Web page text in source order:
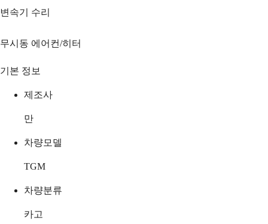
변속기 수리
무시동 에어컨/히터
기본 정보
제조사
만
차량모델
TGM
차량분류
카고